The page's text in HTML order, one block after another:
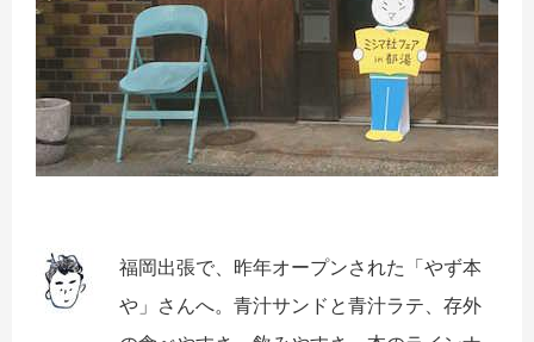
福岡出張で、昨年オープンされた「やず本
や」さんへ。 青汁サンドと青汁ラテ、存外